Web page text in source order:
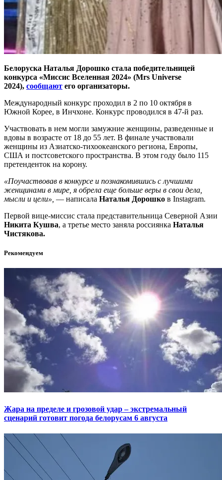
Белоруска Наталья Дорошко стала победительницей
конкурса «Миссис Вселенная 2024» (Mrs Universe
2024), сообщают его организаторы.
Международный конкурс проходил в 2 по 10 октября в
Южной Корее, в Инчхоне. Конкурс проводился в 47-й раз.
Участвовать в нем могли замужние женщины, разведенные и
вдовы в возрасте от 18 до 55 лет. В финале участвовали
женщины из Азиатско-тихоокеанского региона, Европы,
США и постсоветского пространства. В этом году было 115
претенденток на корону.
«Поучаствовав в конкурсе и познакомившись с лучшими
женщинами в мире, я обрела еще больше веры в свои дела,
мысли и цели», — написала Наталья Дорошко в Instagram.
Первой вице-миссис стала представительница Северной Азии
Никита Кушва, а третье место заняла россиянка Наталья
Чистякова.
Рекомендуем
Жара на пределе и грозовой удар – экстремальный
сценарий готовит погода белорусам 6 августа